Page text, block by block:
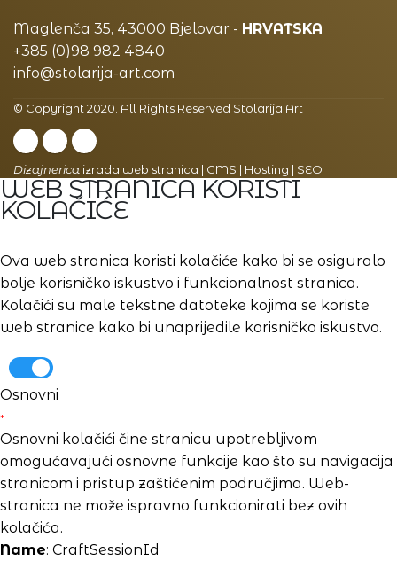
Maglenča 35, 43000 Bjelovar - HRVATSKA
+385 (0)98 982 4840
info@stolarija-art.com
© Copyright 2020. All Rights Reserved Stolarija Art
Dizajnerica izrada web stranica | CMS | Hosting | SEO
WEB STRANICA KORISTI
KOLAČIĆE
Ova web stranica koristi kolačiće kako bi se osiguralo
bolje korisničko iskustvo i funkcionalnost stranica.
Kolačići su male tekstne datoteke kojima se koriste
web stranice kako bi unaprijedile korisničko iskustvo.
Osnovni
*
Osnovni kolačići čine stranicu upotrebljivom
omogućavajući osnovne funkcije kao što su navigacija
stranicom i pristup zaštićenim područjima. Web-
stranica ne može ispravno funkcionirati bez ovih
kolačića.
Name: CraftSessionId